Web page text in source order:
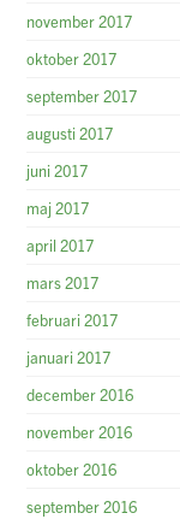
november 2017
oktober 2017
september 2017
augusti 2017
juni 2017
maj 2017
april 2017
mars 2017
februari 2017
januari 2017
december 2016
november 2016
oktober 2016
september 2016